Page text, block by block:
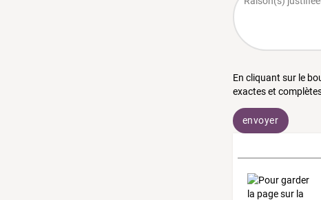
En cliquant sur le
exactes et
envoyer